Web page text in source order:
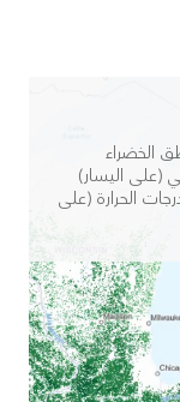
الخضراء
(على اليسار)
الحرارة (على